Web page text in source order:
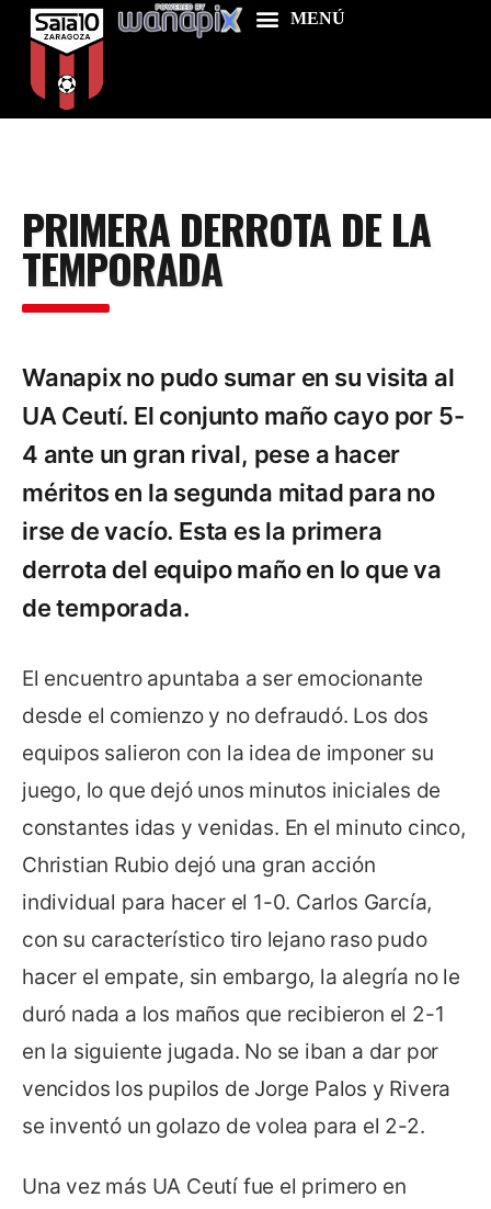
Food & Drink
Features
News
PRIMERA DERROTA DE LA
TEMPORADA
Wanapix no pudo sumar en su visita al
UA Ceutí. El conjunto maño cayo por 5-
4 ante un gran rival, pese a hacer
méritos en la segunda mitad para no
irse de vacío. Esta es la primera
derrota del equipo maño en lo que va
de temporada.
El encuentro apuntaba a ser emocionante
desde el comienzo y no defraudó. Los dos
equipos salieron con la idea de imponer su
juego, lo que dejó unos minutos iniciales de
constantes idas y venidas. En el minuto cinco,
Christian Rubio dejó una gran acción
individual para hacer el 1-0. Carlos García,
con su característico tiro lejano raso pudo
hacer el empate, sin embargo, la alegría no le
duró nada a los maños que recibieron el 2-1
en la siguiente jugada. No se iban a dar por
vencidos los pupilos de Jorge Palos y Rivera
se inventó un golazo de volea para el 2-2.
Una vez más UA Ceutí fue el primero en